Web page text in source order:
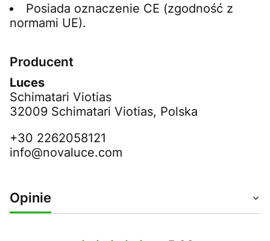
Posiada oznaczenie CE (zgodność z
normami UE).
Producent
Luces
Schimatari Viotias
32009 Schimatari Viotias, Polska
+30 2262058121
info@novaluce.com
Opinie